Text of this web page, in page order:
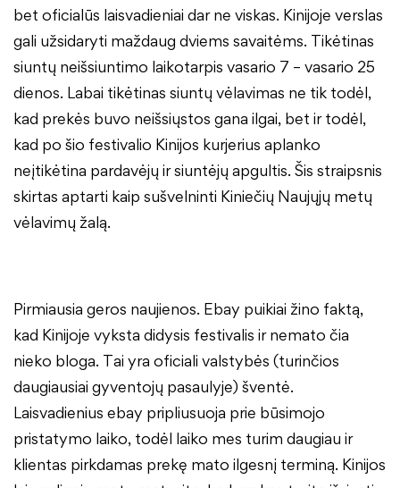
bet oficialūs laisvadieniai dar ne viskas. Kinijoje verslas
gali užsidaryti maždaug dviems savaitėms. Tikėtinas
siuntų neišsiuntimo laikotarpis vasario 7 – vasario 25
dienos. Labai tikėtinas siuntų vėlavimas ne tik todėl,
kad prekės buvo neišsiųstos gana ilgai, bet ir todėl,
kad po šio festivalio Kinijos kurjerius aplanko
neįtikėtina pardavėjų ir siuntėjų apgultis. Šis straipsnis
skirtas aptarti kaip sušvelninti Kiniečių Naujųjų metų
vėlavimų žalą.
Pirmiausia geros naujienos. Ebay puikiai žino faktą,
kad Kinijoje vyksta didysis festivalis ir nemato čia
nieko bloga. Tai yra oficiali valstybės (turinčios
daugiausiai gyventojų pasaulyje) šventė.
Laisvadienius ebay pripliusuoja prie būsimojo
pristatymo laiko, todėl laiko mes turim daugiau ir
klientas pirkdamas prekę mato ilgesnį terminą. Kinijos